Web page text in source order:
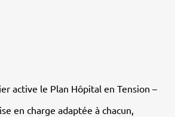
active le Plan Hôpital en Tension –
en charge adaptée à chacun,